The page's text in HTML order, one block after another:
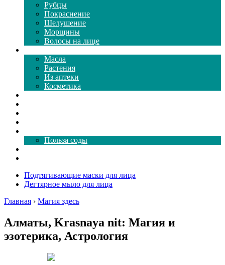
Рубцы
Покраснение
Шелушение
Морщины
Волосы на лице
Масла
Растения
Из аптеки
Косметика
Польза соды
Подтягивающие маски для лица
Дегтярное мыло для лица
Главная › Магия здесь
Алматы, Krasnaya nit: Магия и
эзотерика, Астрология